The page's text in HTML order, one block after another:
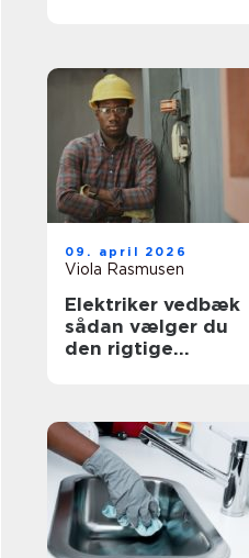
09. april 2026
Viola Rasmusen
Elektriker vedbæk
sådan vælger du
den rigtige